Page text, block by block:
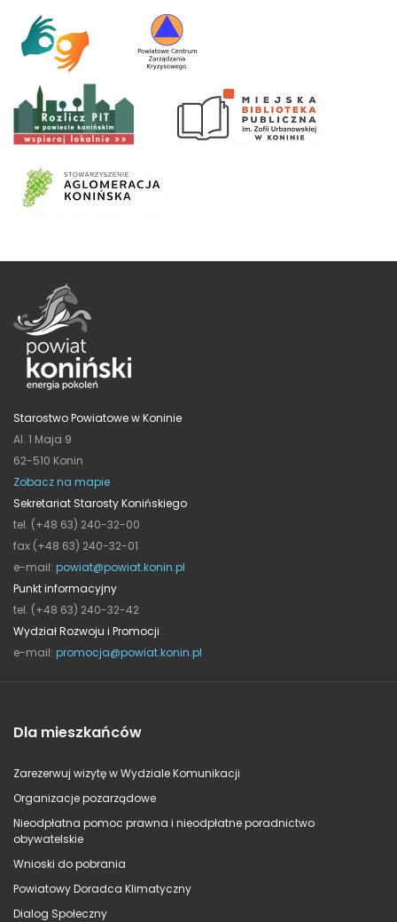
Starostwo Powiatowe w Koninie
Al. 1 Maja 9
62-510 Konin
Zobacz na mapie
Sekretariat Starosty Konińskiego
tel. (+48 63) 240-32-00
fax (+48 63) 240-32-01
e-mail: powiat@powiat.konin.pl
Punkt informacyjny
tel. (+48 63) 240-32-42
Wydział Rozwoju i Promocji
e-mail: promocja@powiat.konin.pl
Dla mieszkańców
Zarezerwuj wizytę w Wydziale Komunikacji
Organizacje pozarządowe
Nieodpłatna pomoc prawna i nieodpłatne poradnictwo
obywatelskie
Wnioski do pobrania
Powiatowy Doradca Klimatyczny
Dialog Społeczny